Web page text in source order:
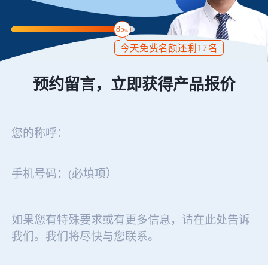
85%
今天免费名额还剩 17名
预约留言，立即获得产品报价